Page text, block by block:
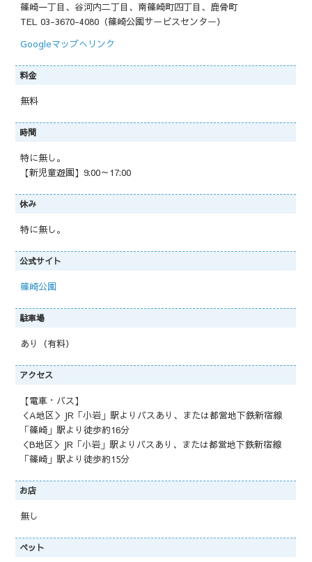
篠崎一丁目、谷河内二丁目、南篠崎町四丁目、鹿骨町
TEL 03-3670-4080（篠崎公園サービスセンター）
Googleマップへリンク
料金
無料
時間
特に無し。
【新児童遊園】9:00～17:00
休み
特に無し。
公式サイト
篠崎公園
駐車場
あり（有料）
アクセス
【電車・バス】
＜A地区＞JR「小岩」駅よりバスあり、または都営地下鉄新宿線
「篠崎」駅より徒歩約16分
＜B地区＞JR「小岩」駅よりバスあり、または都営地下鉄新宿線
「篠崎」駅より徒歩約15分
お店
無し
ペット